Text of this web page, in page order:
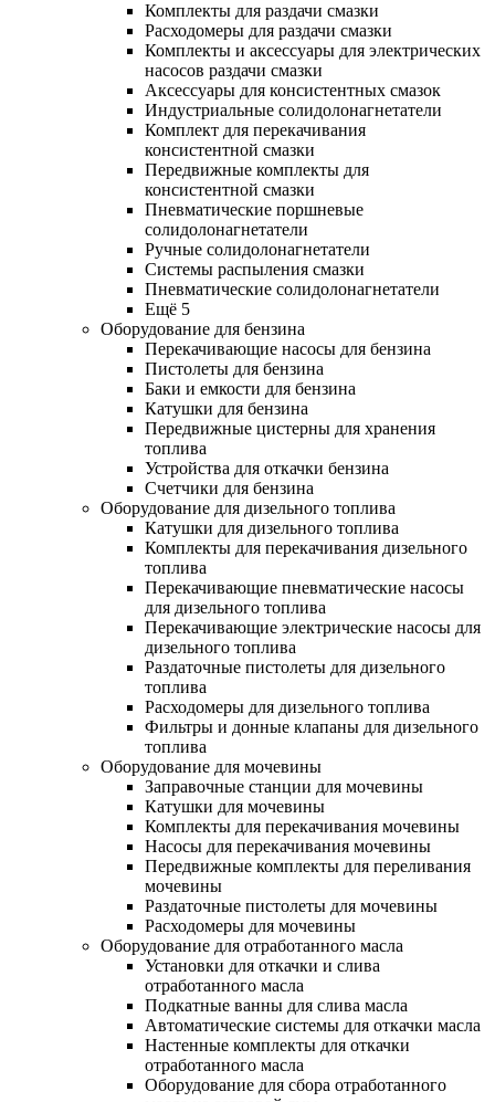
Комплекты для раздачи смазки
Расходомеры для раздачи смазки
Комплекты и аксессуары для электрических
насосов раздачи смазки
Аксессуары для консистентных смазок
Индустриальные солидолонагнетатели
Комплект для перекачивания
консистентной смазки
Передвижные комплекты для
консистентной смазки
Пневматические поршневые
солидолонагнетатели
Ручные солидолонагнетатели
Системы распыления смазки
Пневматические солидолонагнетатели
Ещё 5
Оборудование для бензина
Перекачивающие насосы для бензина
Пистолеты для бензина
Баки и емкости для бензина
Катушки для бензина
Передвижные цистерны для хранения
топлива
Устройства для откачки бензина
Счетчики для бензина
Оборудование для дизельного топлива
Катушки для дизельного топлива
Комплекты для перекачивания дизельного
топлива
Перекачивающие пневматические насосы
для дизельного топлива
Перекачивающие электрические насосы для
дизельного топлива
Раздаточные пистолеты для дизельного
топлива
Расходомеры для дизельного топлива
Фильтры и донные клапаны для дизельного
топлива
Оборудование для мочевины
Заправочные станции для мочевины
Катушки для мочевины
Комплекты для перекачивания мочевины
Насосы для перекачивания мочевины
Передвижные комплекты для переливания
мочевины
Раздаточные пистолеты для мочевины
Расходомеры для мочевины
Оборудование для отработанного масла
Установки для откачки и слива
отработанного масла
Подкатные ванны для слива масла
Автоматические системы для откачки масла
Настенные комплекты для откачки
отработанного масла
Оборудование для сбора отработанного